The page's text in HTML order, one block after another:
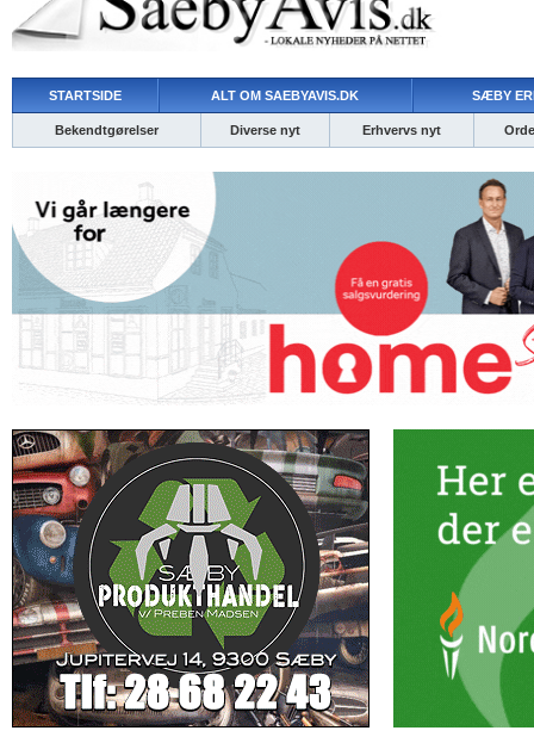
STARTSIDE ALT OM SAEBYAVIS.DK SÆBY
Bekendtgørelser Diverse nyt Erhvervs nyt